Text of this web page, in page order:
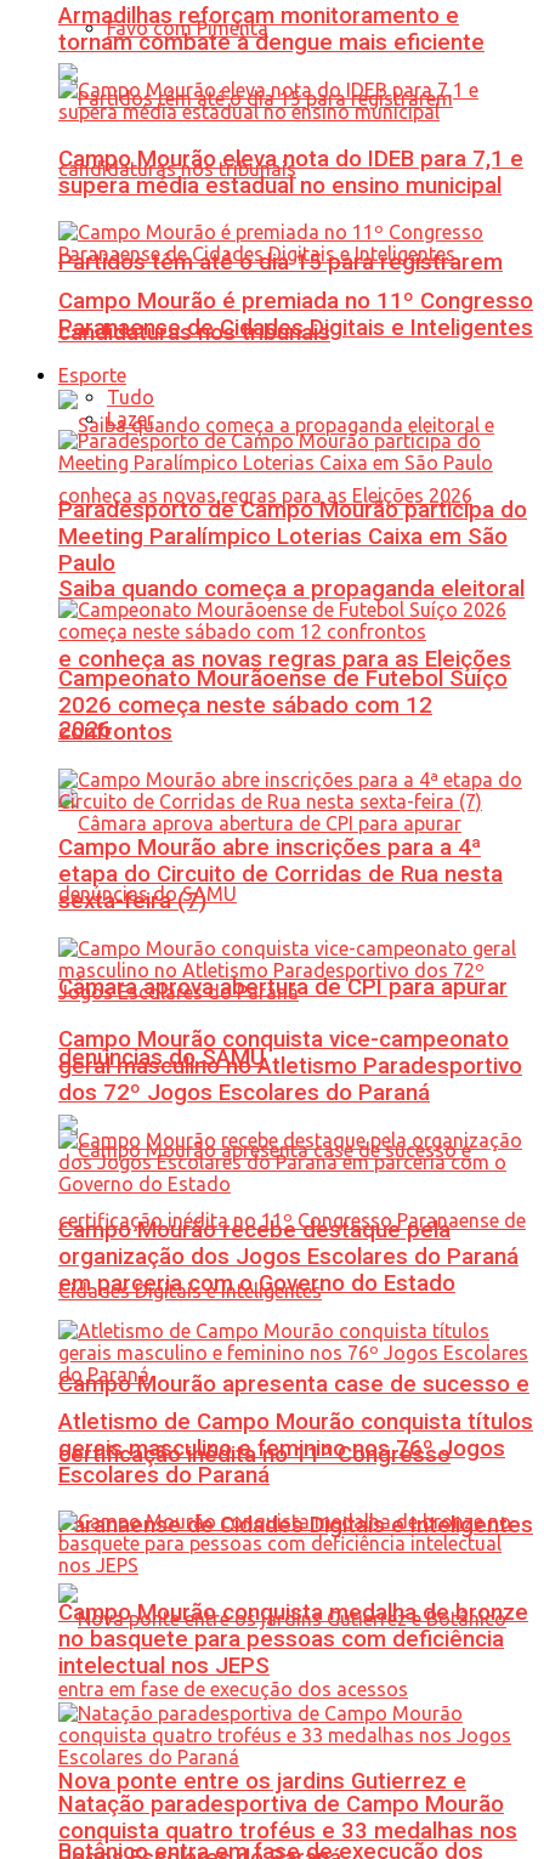
Favo com Pimenta
Partidos têm até o dia 15 para registrarem
candidaturas nos tribunais
Saiba quando começa a propaganda eleitoral
e conheça as novas regras para as Eleições
2026
Câmara aprova abertura de CPI para apurar
denúncias do SAMU
Campo Mourão apresenta case de sucesso e
certificação inédita no 11º Congresso
Paranaense de Cidades Digitais e Inteligentes
Nova ponte entre os jardins Gutierrez e
Botânico entra em fase de execução dos
Armadilhas reforçam monitoramento e
tornam combate à dengue mais eficiente
Campo Mourão eleva nota do IDEB para 7,1 e
supera média estadual no ensino municipal
Campo Mourão é premiada no 11º Congresso
Paranaense de Cidades Digitais e Inteligentes
Esporte
Tudo
Lazer
Paradesporto de Campo Mourão participa do
Meeting Paralímpico Loterias Caixa em São
Paulo
Campeonato Mourãoense de Futebol Suíço
2026 começa neste sábado com 12
confrontos
Campo Mourão abre inscrições para a 4ª
etapa do Circuito de Corridas de Rua nesta
sexta-feira (7)
Campo Mourão conquista vice-campeonato
geral masculino no Atletismo Paradesportivo
dos 72º Jogos Escolares do Paraná
Campo Mourão recebe destaque pela
organização dos Jogos Escolares do Paraná
em parceria com o Governo do Estado
Atletismo de Campo Mourão conquista títulos
gerais masculino e feminino nos 76º Jogos
Escolares do Paraná
Campo Mourão conquista medalha de bronze
no basquete para pessoas com deficiência
intelectual nos JEPS
Natação paradesportiva de Campo Mourão
conquista quatro troféus e 33 medalhas nos